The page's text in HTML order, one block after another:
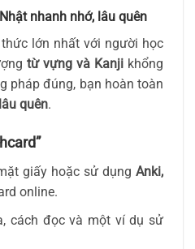
nhanh nhớ, lâu quên
lớn nhất với người học
từ vựng và Kanji khổng
pháp đúng, bạn hoàn toàn
quên.
giấy hoặc sử dụng Anki,
online.
cách đọc và một ví dụ sử